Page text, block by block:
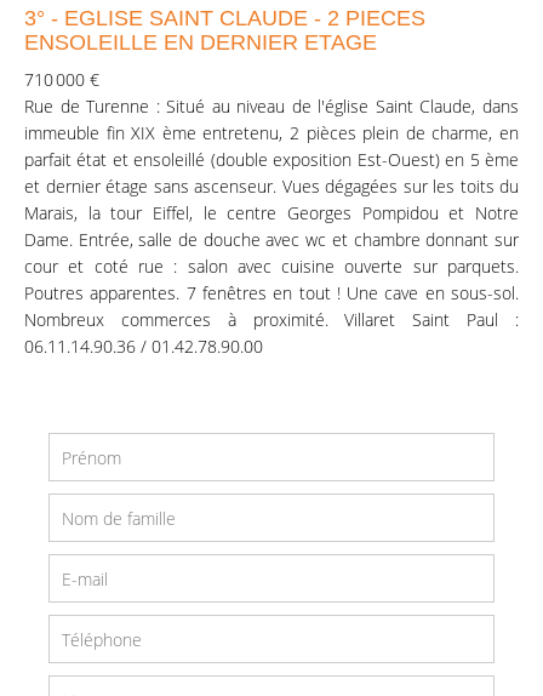
3° - EGLISE SAINT CLAUDE - 2 PIECES
ENSOLEILLE EN DERNIER ETAGE
710 000 €
Rue de Turenne : Situé au niveau de l'église Saint Claude, dans
immeuble fin XIX ème entretenu, 2 pièces plein de charme, en
parfait état et ensoleillé (double exposition Est-Ouest) en 5 ème
et dernier étage sans ascenseur. Vues dégagées sur les toits du
Marais, la tour Eiffel, le centre Georges Pompidou et Notre
Dame. Entrée, salle de douche avec wc et chambre donnant sur
cour et coté rue : salon avec cuisine ouverte sur parquets.
Poutres apparentes. 7 fenêtres en tout ! Une cave en sous-sol.
Nombreux commerces à proximité. Villaret Saint Paul :
06.11.14.90.36 / 01.42.78.90.00